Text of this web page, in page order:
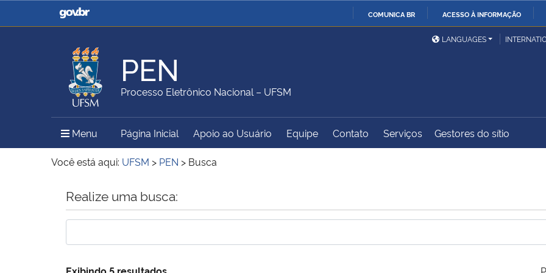
COMUNICA BR ACESSO À INFORMAÇÃO
Casa Civil
Ministério da Justiça e
Ministério da Defesa
Ministério das Relações
Exteriores
Ministério da Agricultura,
Pecuária e Abastecimento
Ministério do Meio Ambiente Ministério do Turismo
Ministério do
Controladoria-Geral da
LANGUAGES
PEN
Processo Eletrônico Nacional – UFSM
Menu Menu Principal do Sítio
Página Inicial Apoio ao Usuário Equipe Contato Serviços Gestores do sítio
Você está aqui: UFSM > PEN > Busca
Início do conteúdo
Realize uma busca:
Exibindo 5 resultados